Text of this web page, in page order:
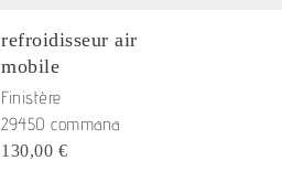
refroidisseur air
mobile
Finistère
29450 commana
130,00 €